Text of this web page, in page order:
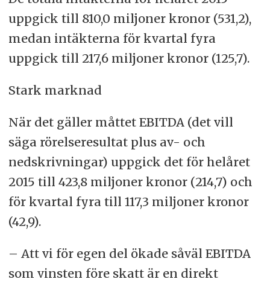
uppgick till 810,0 miljoner kronor (531,2),
medan intäkterna för kvartal fyra
uppgick till 217,6 miljoner kronor (125,7).
Stark marknad
När det gäller måttet EBITDA (det vill
säga rörelseresultat plus av- och
nedskrivningar) uppgick det för helåret
2015 till 423,8 miljoner kronor (214,7) och
för kvartal fyra till 117,3 miljoner kronor
(42,9).
– Att vi för egen del ökade såväl EBITDA
som vinsten före skatt är en direkt